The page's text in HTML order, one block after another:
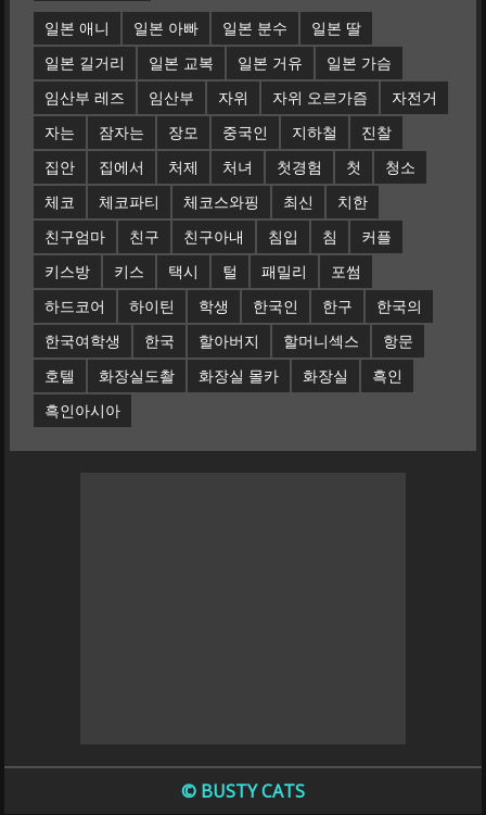
일본 애니 일본 아빠 일본 분수
일본 딸
일본 길거리
일본 교복 일본 거유
일본 가슴
임산부 레즈
임산부 자위 자위 오르가즘
자전거
자는
잠자는 장모 중국인 지하철
진찰
집안
집에서 처제 처녀 첫경험 첫
청소
체코
체코파티 체코스와핑 최신
치한
친구엄마
친구 친구아내 침입 침
커플
키스방
키스 택시 털 패밀리
포썸
하드코어
하이틴 학생 한국인 한구
한국의
한국여학생
한국 할아버지 할머니섹스
항문
호텔
화장실도촬 화장실 몰카 화장실
흑인
흑인아시아
© BUSTY CATS